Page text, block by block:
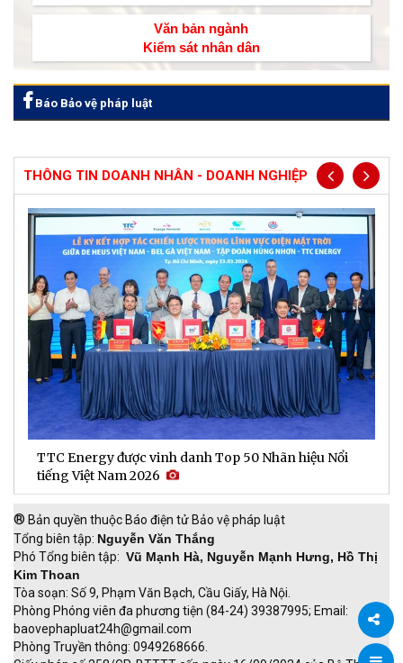
Chia
Văn bản ngành
Kiểm sát nhân dân
Báo Bảo vệ pháp luật
THÔNG TIN DOANH NHÂN - DOANH NGHIỆP
TTC Energy được vinh danh Top 50 Nhãn hiệu Nổi
tiếng Việt Nam 2026
® Bản quyền thuộc Báo điện tử Bảo vệ pháp luật
Tổng biên tập: Nguyễn Văn Thắng
Phó Tổng biên tập: Vũ Mạnh Hà, Nguyễn Mạnh Hưng, Hồ Thị
Kim Thoan
Tòa soạn: Số 9, Phạm Văn Bạch, Cầu Giấy, Hà Nội.
Phòng Phóng viên đa phương tiện (84-24) 39387995; Email:
baovephapluat24h@gmail.com
Phòng Truyền thông: 0949268666.